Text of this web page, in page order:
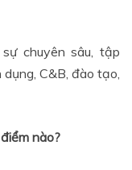
chuyên sâu, tập
C&B, đào tạo,
nào?